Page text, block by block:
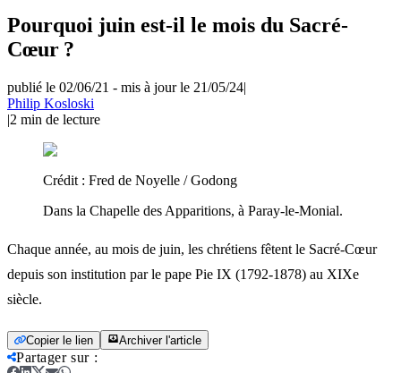
Pourquoi juin est-il le mois du Sacré-
Cœur ?
publié le 02/06/21 - mis à jour le 21/05/24|
Philip Kosloski
|2 min de lecture
Crédit : Fred de Noyelle / Godong
Dans la Chapelle des Apparitions, à Paray-le-Monial.
Chaque année, au mois de juin, les chrétiens fêtent le Sacré-Cœur
depuis son institution par le pape Pie IX (1792-1878) au XIXe
siècle.
Copier le lien Archiver l'article
Partager sur: